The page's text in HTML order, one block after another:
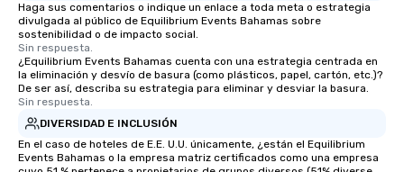
Haga sus comentarios o indique un enlace a toda meta o estrategia
divulgada al público de Equilibrium Events Bahamas sobre
sostenibilidad o de impacto social.
Sin respuesta.
¿Equilibrium Events Bahamas cuenta con una estrategia centrada en
la eliminación y desvío de basura (como plásticos, papel, cartón, etc.)?
De ser así, describa su estrategia para eliminar y desviar la basura.
Sin respuesta.
DIVERSIDAD E INCLUSIÓN
En el caso de hoteles de E.E. U.U. únicamente, ¿están el Equilibrium
Events Bahamas o la empresa matriz certificados como una empresa